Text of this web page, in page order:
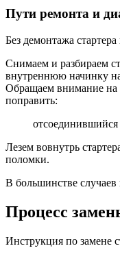
Пути ремонта и
Без демонтажа
Снимаем и разбираем
внутреннюю начинку
Обращаем внимание на
поправить:
Лезем вовнутрь
поломки.
В большинстве
Процесс
Инструкция по замене